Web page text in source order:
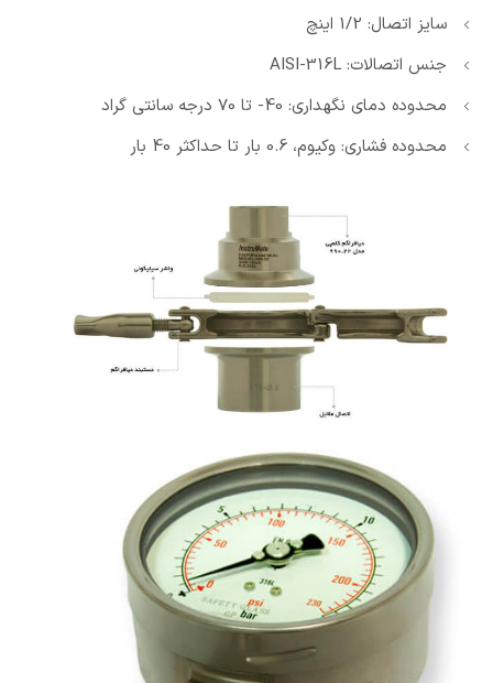
سایز اتصال: 1/2 اینچ
جنس اتصالات: AISI-316L
محدوده دمای نگهداری: 40- تا 70 درجه سانتی گراد
محدوده فشاری: وکیوم، 0.6 بار تا حداکثر 40 بار